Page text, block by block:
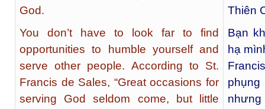
God.
You don’t have to look far to find
opportunities to humble yourself and
serve other people. According to St.
Francis de Sales, “Great occasions for
serving God seldom come, but little
Thiên
Bạn
hạ